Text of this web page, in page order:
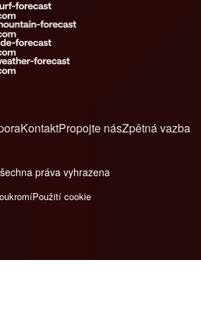
KontaktPropojte násZpětná vazba
práva vyhrazena
Použití cookie